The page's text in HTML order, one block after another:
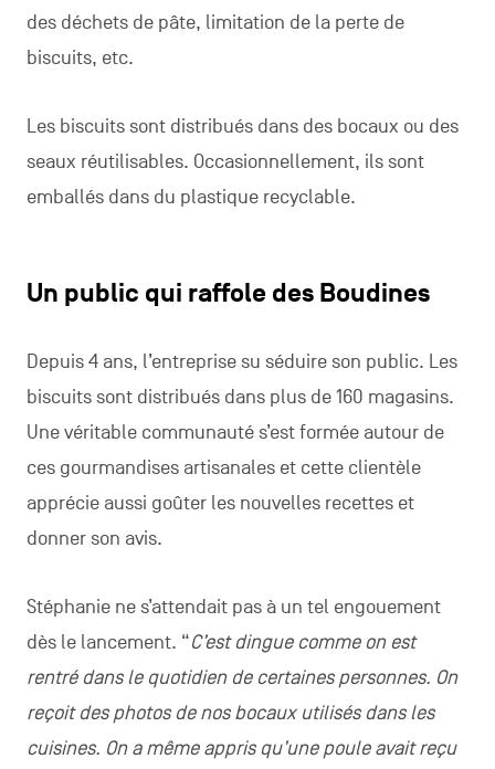
des déchets de pâte, limitation de la perte de
biscuits, etc.
Les biscuits sont distribués dans des bocaux ou des
seaux réutilisables. Occasionnellement, ils sont
emballés dans du plastique recyclable.
Un public qui raffole des Boudines
Depuis 4 ans, l’entreprise su séduire son public. Les
biscuits sont distribués dans plus de 160 magasins.
Une véritable communauté s’est formée autour de
ces gourmandises artisanales et cette clientèle
apprécie aussi goûter les nouvelles recettes et
donner son avis.
Stéphanie ne s’attendait pas à un tel engouement
dès le lancement. “C’est dingue comme on est
rentré dans le quotidien de certaines personnes. On
reçoit des photos de nos bocaux utilisés dans les
cuisines. On a même appris qu’une poule avait reçu